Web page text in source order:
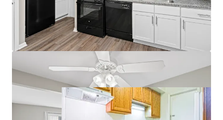
3% trade outs on renewals